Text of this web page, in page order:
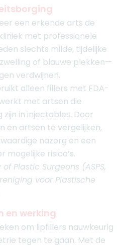
een erkende arts de
met professionele
slechts milde, tijdelijke
of blauwe plekken—
verdwijnen.
alleen fillers met FDA-
met artsen die
in injectables. Door
en artsen te vergelijken,
nazorg en een
risico’s.
Plastic Surgeons (ASPS,
voor Plastische
en werking
om lipfillers nauwkeurig
tegen te gaan. Met de